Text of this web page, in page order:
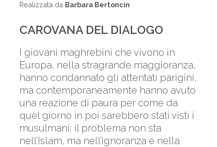
Realizzata da Barbara Bertoncin
CAROVANA DEL DIALOGO
I giovani maghrebini che vivono in
Europa, nella stragrande maggioranza,
hanno condannato gli attentati parigini,
ma contemporaneamente hanno avuto
una reazione di paura per come da
quel giorno in poi sarebbero stati visti i
musulmani; il problema non sta
nell’Islam, ma nell’ignoranza e nella